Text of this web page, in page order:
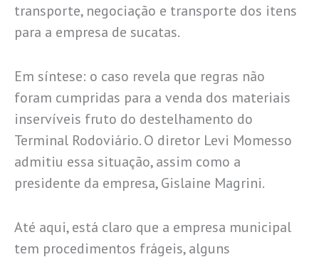
transporte, negociação e transporte dos itens
para a empresa de sucatas.
Em síntese: o caso revela que regras não
foram cumpridas para a venda dos materiais
inservíveis fruto do destelhamento do
Terminal Rodoviário. O diretor Levi Momesso
admitiu essa situação, assim como a
presidente da empresa, Gislaine Magrini.
Até aqui, está claro que a empresa municipal
tem procedimentos frágeis, alguns